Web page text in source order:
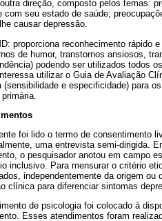
direção, composto pelos temas:
com seu estado de saúde;
causar depressão.
proporciona reconhecimento rápido
de humor, transtornos ansiosos,
podendo ser utilizados todos
utilizar o Guia de Avaliação
(sensibilidade e especificidade) para
foi lido o termo de consentimento
uma entrevista semi-dirigida.
o pesquisador anotou em campo
inclusivo. Para mensurar o critério
independentemente da origem
clínica para diferenciar sintomas
de psicologia foi colocado à
Esses atendimentos foram